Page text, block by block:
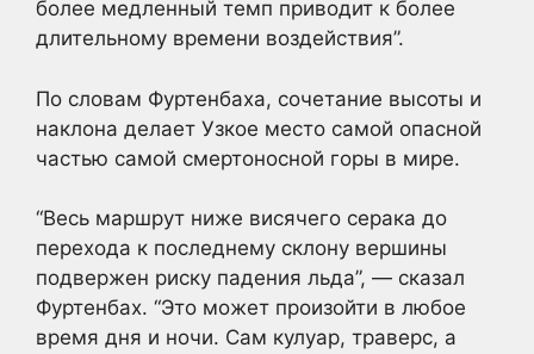
более медленный темп приводит к более
длительному времени воздействия”.
По словам Фуртенбаха, сочетание высоты и
наклона делает Узкое место самой опасной
частью самой смертоносной горы в мире.
“Весь маршрут ниже висячего серака до
перехода к последнему склону вершины
подвержен риску падения льда”, — сказал
Фуртенбах. “Это может произойти в любое
время дня и ночи. Сам кулуар, траверс, а